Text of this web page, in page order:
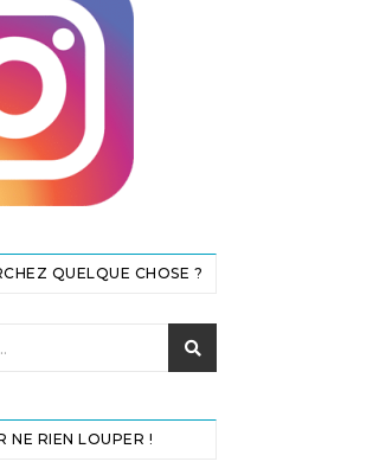
QUELQUE CHOSE ?
NE RIEN LOUPER !